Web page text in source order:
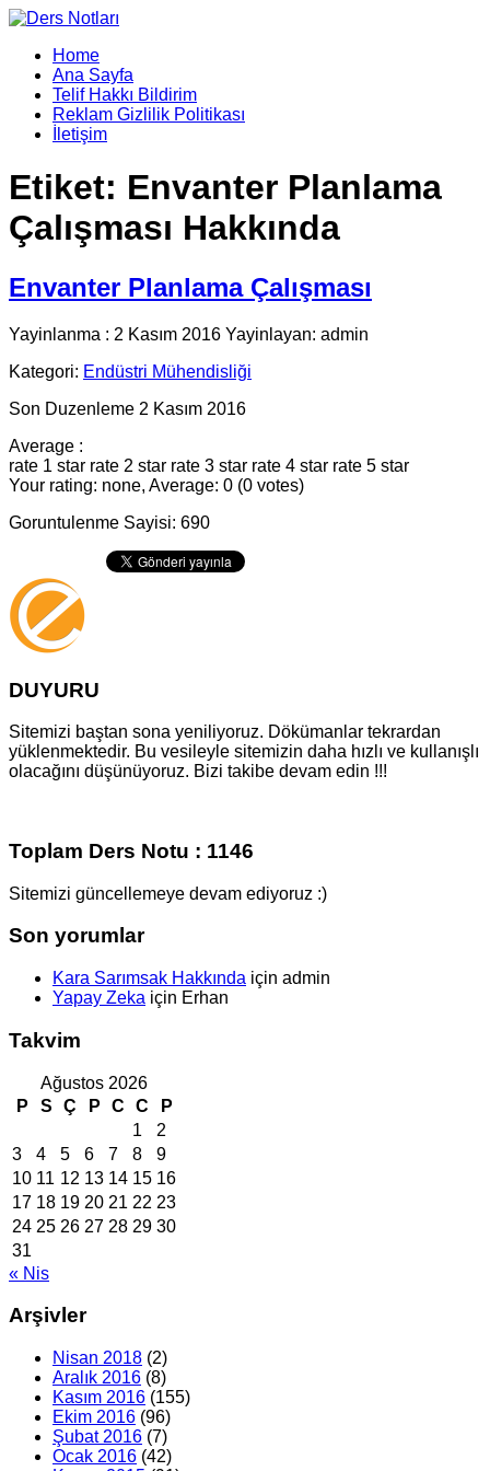
Home
Ana Sayfa
Telif Hakkı Bildirim
Reklam Gizlilik Politikası
İletişim
Etiket: Envanter Planlama
Çalışması Hakkında
Envanter Planlama Çalışması
Yayinlanma : 2 Kasım 2016 Yayinlayan: admin
Kategori: Endüstri Mühendisliği
Son Duzenleme 2 Kasım 2016
Average :
rate 1 star rate 2 star rate 3 star rate 4 star rate 5 star
Your rating: none, Average: 0 (0 votes)
Goruntulenme Sayisi: 690
DUYURU
Sitemizi baştan sona yeniliyoruz. Dökümanlar tekrardan
yüklenmektedir. Bu vesileyle sitemizin daha hızlı ve kullanışlı
olacağını düşünüyoruz. Bizi takibe devam edin !!!
Toplam Ders Notu : 1146
Sitemizi güncellemeye devam ediyoruz :)
Son yorumlar
Kara Sarımsak Hakkında için admin
Yapay Zeka için Erhan
Takvim
Ağustos 2026
P
S Ç P C C
P
1
2
3
4 5 6 7 8
9
10 11 12 13 14 15 16
17 18 19 20 21 22 23
24 25 26 27 28 29 30
31
« Nis
Arşivler
Nisan 2018 (2)
Aralık 2016 (8)
Kasım 2016 (155)
Ekim 2016 (96)
Şubat 2016 (7)
Ocak 2016 (42)